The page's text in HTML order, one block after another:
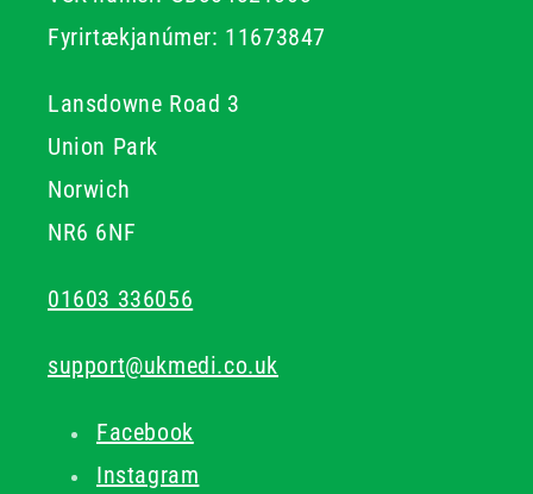
Fyrirtækjanúmer: 11673847
Lansdowne Road 3
Union Park
Norwich
NR6 6NF
01603 336056
support@ukmedi.co.uk
Facebook
Instagram